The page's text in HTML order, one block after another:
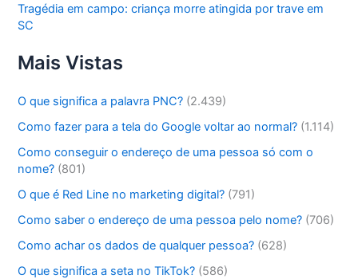
Tragédia em campo: criança morre atingida por trave em
SC
Mais Vistas
O que significa a palavra PNC? (2.439)
Como fazer para a tela do Google voltar ao normal? (1.114)
Como conseguir o endereço de uma pessoa só com o
nome? (801)
O que é Red Line no marketing digital? (791)
Como saber o endereço de uma pessoa pelo nome? (706)
Como achar os dados de qualquer pessoa? (628)
O que significa a seta no TikTok? (586)